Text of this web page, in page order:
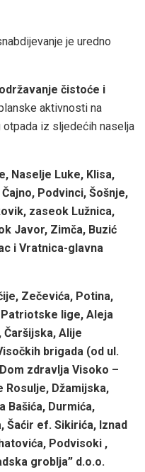
je uredno
čistoće i
aktivnosti na
otpada iz sljedećih naselja
Naselje Luke, Klisa,
Podvinci, Šošnje,
zaseok Lužnica,
Javor, Zimča, Buzić
i Vratnica-glavna
Zečevića, Potina,
Patriotske lige, Aleja
Čaršijska, Alije
brigada (od ul.
zdravlja Visoko –
Rosulje, Džamijska,
Bašića, Durmića,
Šaćir ef. Sikirića, Iznad
Podvisoki ,
groblja” d.o.o.